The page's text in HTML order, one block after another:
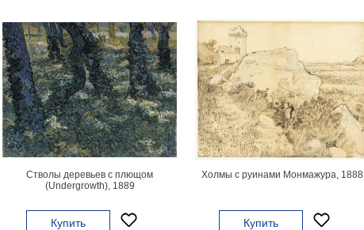
Стволы деревьев с плющом
(Undergrowth), 1889
Купить
Холмы с руинами Монмажура, 1888
Купить